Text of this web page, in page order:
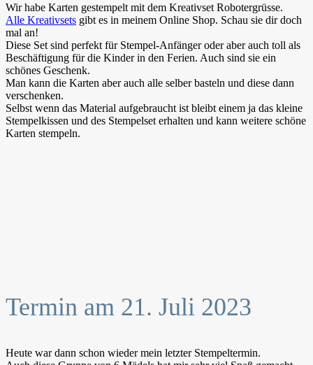
Wir habe Karten gestempelt mit dem Kreativset Robotergrüsse.
Alle Kreativsets gibt es in meinem Online Shop. Schau sie dir doch
mal an!
Diese Set sind perfekt für Stempel-Anfänger oder aber auch toll als
Beschäftigung für die Kinder in den Ferien. Auch sind sie ein
schönes Geschenk.
Man kann die Karten aber auch alle selber basteln und diese dann
verschenken.
Selbst wenn das Material aufgebraucht ist bleibt einem ja das kleine
Stempelkissen und des Stempelset erhalten und kann weitere schöne
Karten stempeln.
Termin am 21. Juli 2023
Heute war dann schon wieder mein letzter Stempeltermin.